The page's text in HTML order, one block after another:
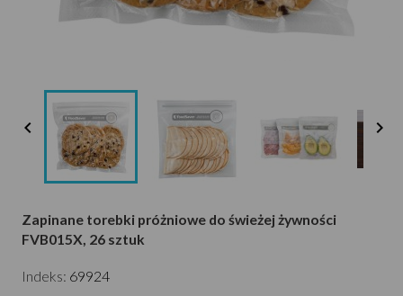
 
Zapinane torebki próżniowe do świeżej żywności
FVB015X, 26 sztuk
Indeks: 69924